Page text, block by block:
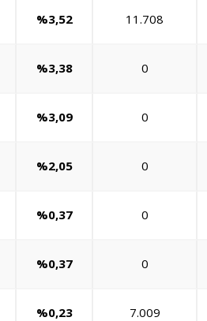
%3,52 11.708
%3,38 0
%3,09 0
%2,05 0
%0,37 0
%0,37 0
%0,23 7.009